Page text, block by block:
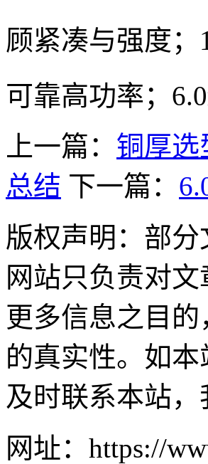
顾紧凑与强度；
可靠高功率；
上一篇： 铜厚选
总结 下一篇：
版权声明：部
网站只负责对
更多信息之目
的真实性。如
及时联系本站
网址：https://